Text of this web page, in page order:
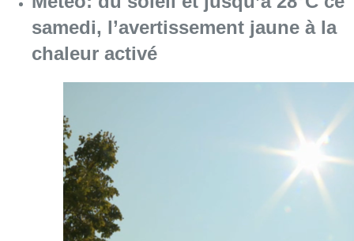
08 août 2026Consulter l'article "Météo: du soleil et
Coups de feu sur fond de “rivalité
amoureuse” à Uccle: une personne
blessée à la jambe